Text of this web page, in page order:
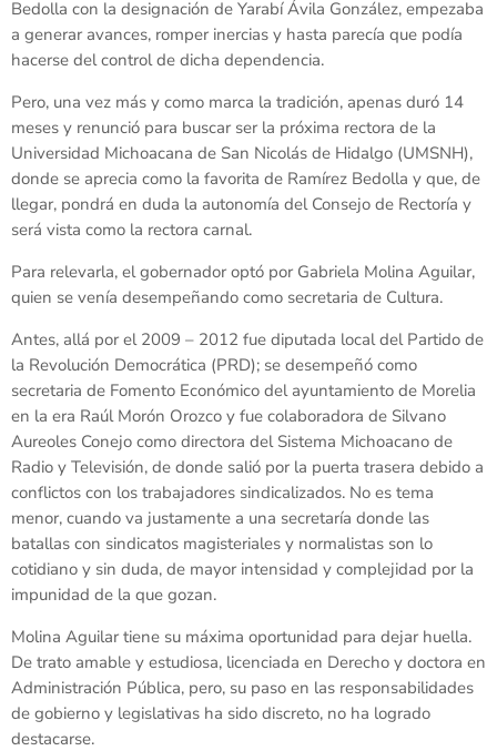
Bedolla con la designación de Yarabí Ávila González, empezaba
a generar avances, romper inercias y hasta parecía que podía
hacerse del control de dicha dependencia.
Pero, una vez más y como marca la tradición, apenas duró 14
meses y renunció para buscar ser la próxima rectora de la
Universidad Michoacana de San Nicolás de Hidalgo (UMSNH),
donde se aprecia como la favorita de Ramírez Bedolla y que, de
llegar, pondrá en duda la autonomía del Consejo de Rectoría y
será vista como la rectora carnal.
Para relevarla, el gobernador optó por Gabriela Molina Aguilar,
quien se venía desempeñando como secretaria de Cultura.
Antes, allá por el 2009 – 2012 fue diputada local del Partido de
la Revolución Democrática (PRD); se desempeñó como
secretaria de Fomento Económico del ayuntamiento de Morelia
en la era Raúl Morón Orozco y fue colaboradora de Silvano
Aureoles Conejo como directora del Sistema Michoacano de
Radio y Televisión, de donde salió por la puerta trasera debido a
conflictos con los trabajadores sindicalizados. No es tema
menor, cuando va justamente a una secretaría donde las
batallas con sindicatos magisteriales y normalistas son lo
cotidiano y sin duda, de mayor intensidad y complejidad por la
impunidad de la que gozan.
Molina Aguilar tiene su máxima oportunidad para dejar huella.
De trato amable y estudiosa, licenciada en Derecho y doctora en
Administración Pública, pero, su paso en las responsabilidades
de gobierno y legislativas ha sido discreto, no ha logrado
destacarse.